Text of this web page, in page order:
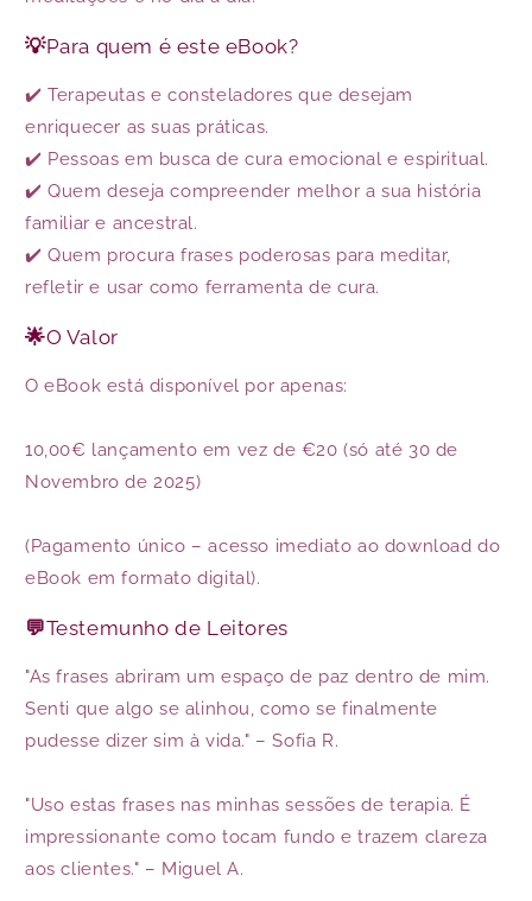
💡Para quem é este eBook?
✔️ Terapeutas e consteladores que desejam
enriquecer as suas práticas.
✔️ Pessoas em busca de cura emocional e espiritual.
✔️ Quem deseja compreender melhor a sua história
familiar e ancestral.
✔️ Quem procura frases poderosas para meditar,
refletir e usar como ferramenta de cura.
🌟O Valor
O eBook está disponível por apenas:
10,00€ lançamento em vez de €20 (só até 30 de
Novembro de 2025)
(Pagamento único – acesso imediato ao download do
eBook em formato digital).
💬Testemunho de Leitores
"As frases abriram um espaço de paz dentro de mim.
Senti que algo se alinhou, como se finalmente
pudesse dizer sim à vida." – Sofia R.
"Uso estas frases nas minhas sessões de terapia. É
impressionante como tocam fundo e trazem clareza
aos clientes." – Miguel A.